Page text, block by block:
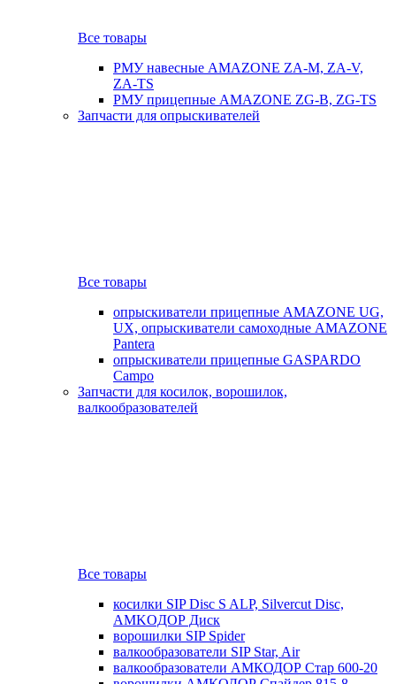
Все товары
РМУ навесные AMAZONE ZA-M, ZA-V,
ZA-TS
РМУ прицепные AMAZONE ZG-B, ZG-TS
Запчасти для опрыскивателей
Все товары
опрыскиватели прицепные AMAZONE UG,
UX, опрыскиватели самоходные AMAZONE
Pantera
опрыскиватели прицепные GASPARDO
Campo
Запчасти для косилок, ворошилок,
валкообразователей
Все товары
косилки SIP Disc S ALP, Silvercut Disc,
AMKOДОР Диск
ворошилки SIP Spider
валкообразователи SIP Star, Air
валкообразователи АМКОДОР Стар 600-20